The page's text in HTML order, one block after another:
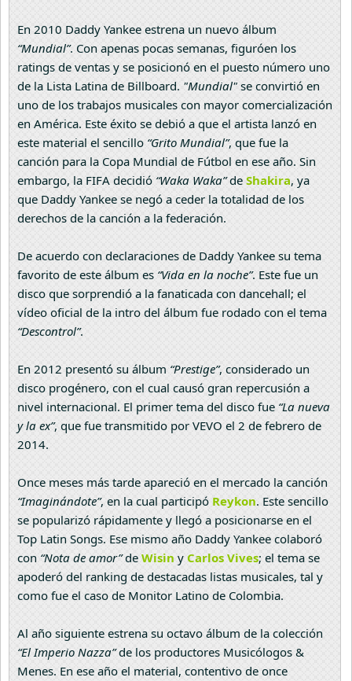
En 2010 Daddy Yankee estrena un nuevo álbum
“Mundial”. Con apenas pocas semanas, figuróen los
ratings de ventas y se posicionó en el puesto número uno
de la Lista Latina de Billboard. "Mundial" se convirtió en
uno de los trabajos musicales con mayor comercialización
en América. Este éxito se debió a que el artista lanzó en
este material el sencillo “Grito Mundial”, que fue la
canción para la Copa Mundial de Fútbol en ese año. Sin
embargo, la FIFA decidió “Waka Waka”de Shakira, ya
que Daddy Yankee se negó a ceder la totalidad de los
derechos de la canción a la federación.
De acuerdo con declaraciones de Daddy Yankee su tema
favorito de este álbum es “Vida en la noche”. Este fue un
disco que sorprendió a la fanaticada con dancehall; el
vídeo oficial de la intro del álbum fue rodado con el tema
“Descontrol”.
En 2012 presentó su álbum “Prestige”, considerado un
disco progénero, con el cual causó gran repercusión a
nivel internacional. El primer tema del disco fue “La nueva
y la ex”, que fue transmitido por VEVO el 2 de febrero de
2014.
Once meses más tarde apareció en el mercado la canción
“Imaginándote”, en la cual participó Reykon. Este sencillo
se popularizó rápidamente y llegó a posicionarse en el
Top Latin Songs. Ese mismo año Daddy Yankee colaboró
con “Nota de amor”de Wisin y Carlos Vives; el tema se
apoderó del ranking de destacadas listas musicales, tal y
como fue el caso de Monitor Latino de Colombia.
Al año siguiente estrena su octavo álbum de la colección
“El Imperio Nazza”de los productores Musicólogos &
Menes. En ese año el material, contentivo de once